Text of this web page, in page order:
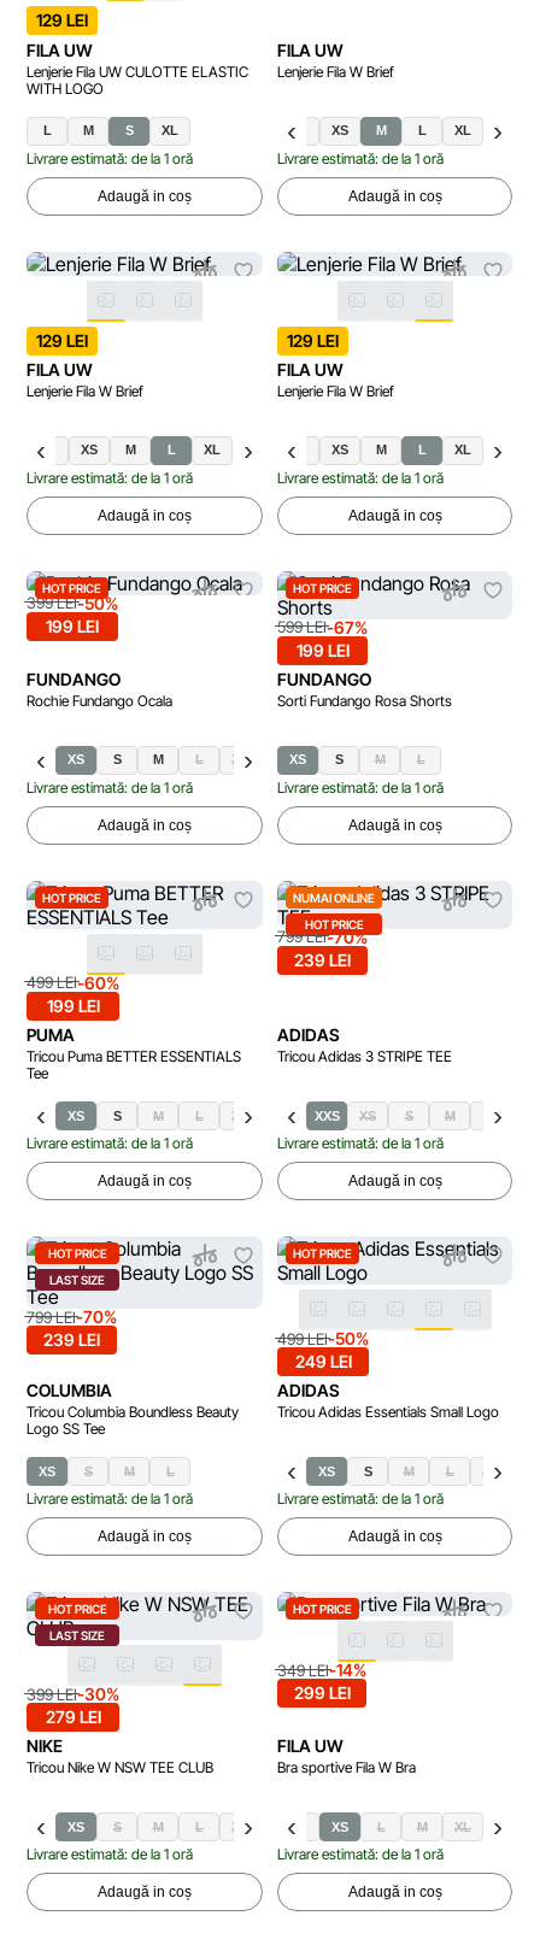
129 LEI
FILA UW
Lenjerie Fila UW CULOTTE ELASTIC
WITH LOGO
L M S XL
Livrare estimată: de la 1 oră
Adaugă in coș
FILA UW
Lenjerie Fila W Brief
S XS M L XL
Livrare estimată: de la 1 oră
Adaugă in coș
129 LEI
FILA UW
Lenjerie Fila W Brief
S XS M L XL
Livrare estimată: de la 1 oră
Adaugă in coș
129 LEI
FILA UW
Lenjerie Fila W Brief
S XS M L XL
Livrare estimată: de la 1 oră
Adaugă in coș
HOT PRICE
399 LEI-50%
199 LEI
FUNDANGO
Rochie Fundango Ocala
XS S M L XL
Livrare estimată: de la 1 oră
Adaugă in coș
HOT PRICE
599 LEI-67%
199 LEI
FUNDANGO
Sorti Fundango Rosa Shorts
XS S M L
Livrare estimată: de la 1 oră
Adaugă in coș
HOT PRICE
499 LEI-60%
199 LEI
PUMA
Tricou Puma BETTER ESSENTIALS
Tee
XS S M L XL
Livrare estimată: de la 1 oră
Adaugă in coș
NUMAI ONLINE
HOT PRICE
799 LEI-70%
239 LEI
ADIDAS
Tricou Adidas 3 STRIPE TEE
XXS XS S M L
Livrare estimată: de la 1 oră
Adaugă in coș
HOT PRICE
LAST SIZE
799 LEI-70%
239 LEI
COLUMBIA
Tricou Columbia Boundless Beauty
Logo SS Tee
XS S M L
Livrare estimată: de la 1 oră
Adaugă in coș
HOT PRICE
499 LEI-50%
249 LEI
ADIDAS
Tricou Adidas Essentials Small Logo
XS S M L XL
Livrare estimată: de la 1 oră
Adaugă in coș
HOT PRICE
LAST SIZE
399 LEI-30%
279 LEI
NIKE
Tricou Nike W NSW TEE CLUB
XS S M L XL
Livrare estimată: de la 1 oră
Adaugă in coș
HOT PRICE
349 LEI-14%
299 LEI
FILA UW
Bra sportive Fila W Bra
S XS L M XL
Livrare estimată: de la 1 oră
Adaugă in coș